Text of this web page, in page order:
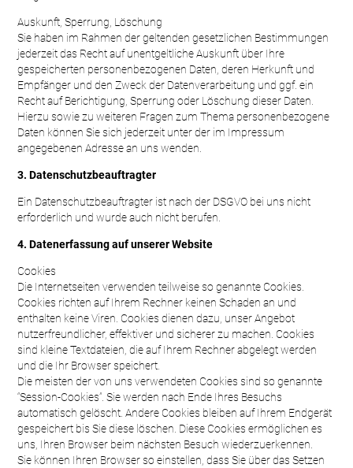
Auskunft, Sperrung, Löschung
Sie haben im Rahmen der geltenden gesetzlichen Bestimmungen
jederzeit das Recht auf unentgeltliche Auskunft über Ihre
gespeicherten personenbezogenen Daten, deren Herkunft und
Empfänger und den Zweck der Datenverarbeitung und ggf. ein
Recht auf Berichtigung, Sperrung oder Löschung dieser Daten.
Hierzu sowie zu weiteren Fragen zum Thema personenbezogene
Daten können Sie sich jederzeit unter der im Impressum
angegebenen Adresse an uns wenden.
3. Datenschutzbeauftragter
Ein Datenschutzbeauftragter ist nach der DSGVO bei uns nicht
erforderlich und wurde auch nicht berufen.
4. Datenerfassung auf unserer Website
Cookies
Die Internetseiten verwenden teilweise so genannte Cookies.
Cookies richten auf Ihrem Rechner keinen Schaden an und
enthalten keine Viren. Cookies dienen dazu, unser Angebot
nutzerfreundlicher, effektiver und sicherer zu machen. Cookies
sind kleine Textdateien, die auf Ihrem Rechner abgelegt werden
und die Ihr Browser speichert.
Die meisten der von uns verwendeten Cookies sind so genannte
“Session-Cookies”. Sie werden nach Ende Ihres Besuchs
automatisch gelöscht. Andere Cookies bleiben auf Ihrem Endgerät
gespeichert bis Sie diese löschen. Diese Cookies ermöglichen es
uns, Ihren Browser beim nächsten Besuch wiederzuerkennen.
Sie können Ihren Browser so einstellen, dass Sie über das Setzen